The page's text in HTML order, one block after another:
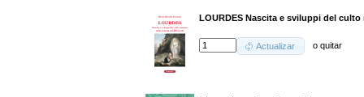
LOURDES Nascita e sviluppi del culto
Actualizar oquitar